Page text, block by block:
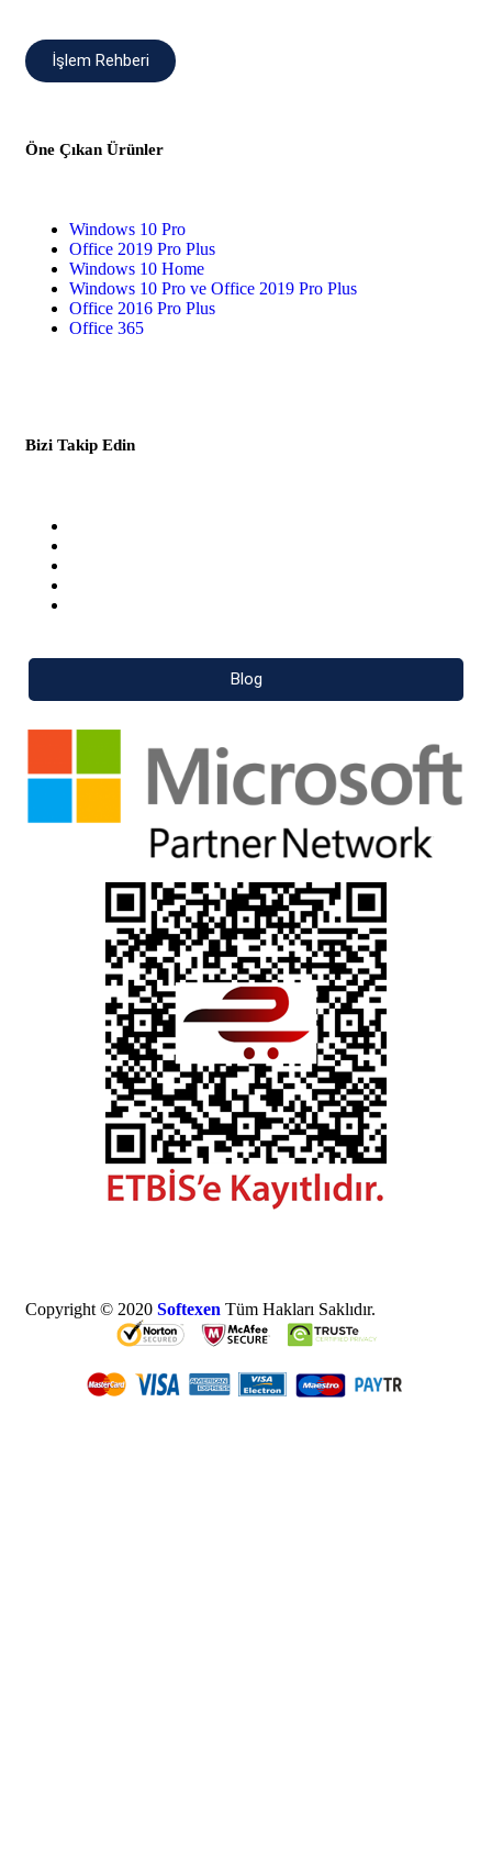
İşlem Rehberi
Öne Çıkan Ürünler
Windows 10 Pro
Office 2019 Pro Plus
Windows 10 Home
Windows 10 Pro ve Office 2019 Pro Plus
Office 2016 Pro Plus
Office 365
Bizi Takip Edin
Blog
Copyright © 2020 Softexen Tüm Hakları Saklıdır.